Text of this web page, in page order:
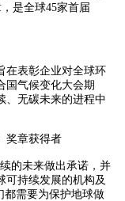
是全球45家首届
在表彰企业对全球环
国气候变化大会期
、无碳未来的进程中
奖章获得者
的未来做出承诺，并
可持续发展的机构及
都需要为保护地球做